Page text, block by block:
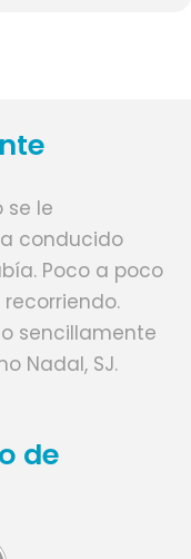
se le
conducido
Poco a poco
sencillamente
Nadal, SJ.
de